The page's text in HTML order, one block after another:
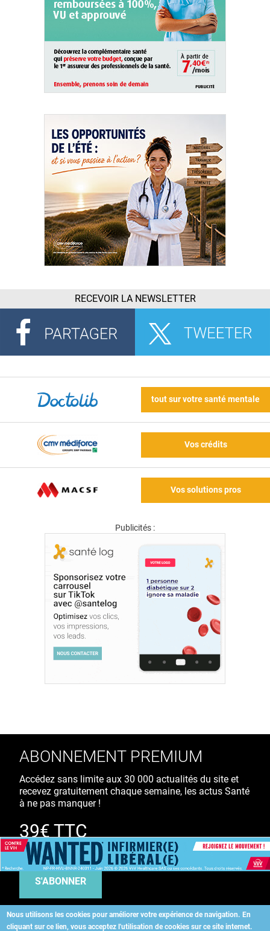
RECEVOIR LA NEWSLETTER
tout sur votre santé mentale
Vos crédits
Vos solutions pros
Publicités :
Nous utilisons les cookies pour améliorer votre expérience de navigation. En
cliquant sur ce lien, vous acceptez l'utilisation de cookies sur ce site internet.
ABONNEMENT PREMIUM
Accédez sans limite aux 30 000 actualités du site et
recevez gratuitement chaque semaine, les actus Santé
à ne pas manquer !
39€ TTC
/ an
S'ABONNER